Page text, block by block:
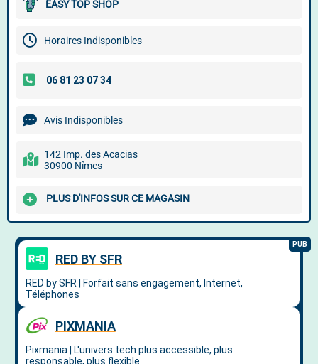
EASY TOP SHOP
Horaires Indisponibles
Avis Indisponibles
142 Imp. des Acacias
30900 Nîmes
PLUS D'INFOS SUR CE MAGASIN